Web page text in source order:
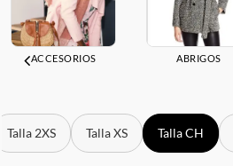
ACCESORIOS ABRIGOS
Talla 2XS Talla XS Talla CH